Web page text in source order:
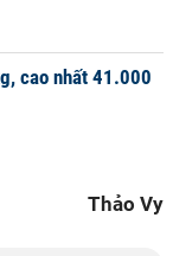
cao nhất 41.000
Thảo Vy